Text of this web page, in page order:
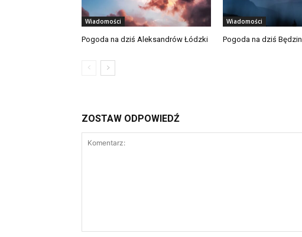
Wiadomości
Pogoda na dziś Aleksandrów Łódzki
Wiadomości
Pogoda na dziś Będzin
ZOSTAW ODPOWIEDŹ